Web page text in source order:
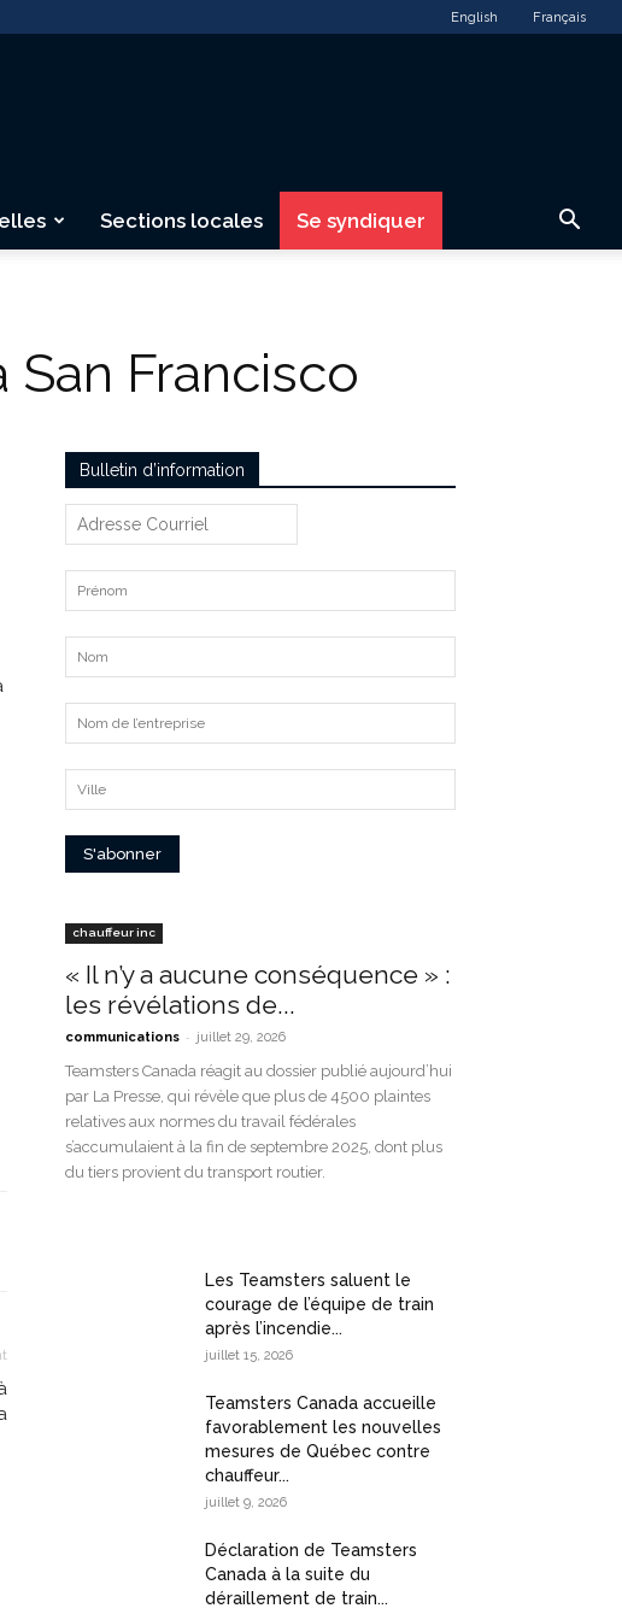
English Français
Sections locales Se syndiquer
Francisco
Bulletin d’information
chauffeur inc
« Il n’y a aucune conséquence » :
les révélations de...
communications - juillet 29, 2026
Teamsters Canada réagit au dossier publié aujourd’hui
par La Presse, qui révèle que plus de 4500 plaintes
relatives aux normes du travail fédérales
s’accumulaient à la fin de septembre 2025, dont plus
du tiers provient du transport routier.
Les Teamsters saluent le
courage de l’équipe de train
après l’incendie...
juillet 15, 2026
Teamsters Canada accueille
favorablement les nouvelles
mesures de Québec contre
chauffeur...
juillet 9, 2026
Déclaration de Teamsters
Canada à la suite du
déraillement de train...